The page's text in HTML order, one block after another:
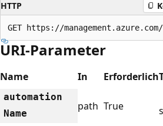
HTTP
GET https://
URI-Parameter
Name In Erforderlich
automation
Name
path True